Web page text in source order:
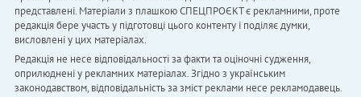
представлені. Матеріали з плашкою СПЕЦПРОЄКТ є рекламними, проте
редакція бере участь у підготовці цього контенту і поділяє думки,
висловлені у цих матеріалах.
Редакція не несе відповідальності за факти та оціночні судження,
оприлюднені у рекламних матеріалах. Згідно з українським
законодавством, відповідальність за зміст реклами несе рекламодавець.